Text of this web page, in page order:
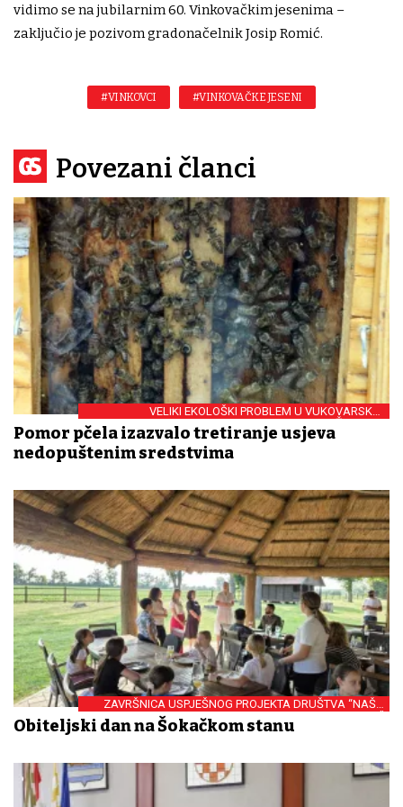
vidimo se na jubilarnim 60. Vinkovačkim jesenima –
zaključio je pozivom gradonačelnik Josip Romić.
#VINKOVCI #VINKOVAČKE JESENI
Povezani članci
VELIKI EKOLOŠKI PROBLEM U VUKOVARSKO-
SRIJEMSKOJ ŽUPANIJI
Pomor pčela izazvalo tretiranje usjeva
nedopuštenim sredstvima
ZAVRŠNICA USPJEŠNOG PROJEKTA DRUŠTVA “NAŠA
DJECA”
Obiteljski dan na Šokačkom stanu